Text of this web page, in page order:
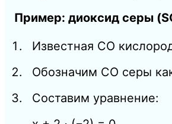
Пример: диоксид серы
Известная СО
Обозначим СО серы
Составим уравнение: